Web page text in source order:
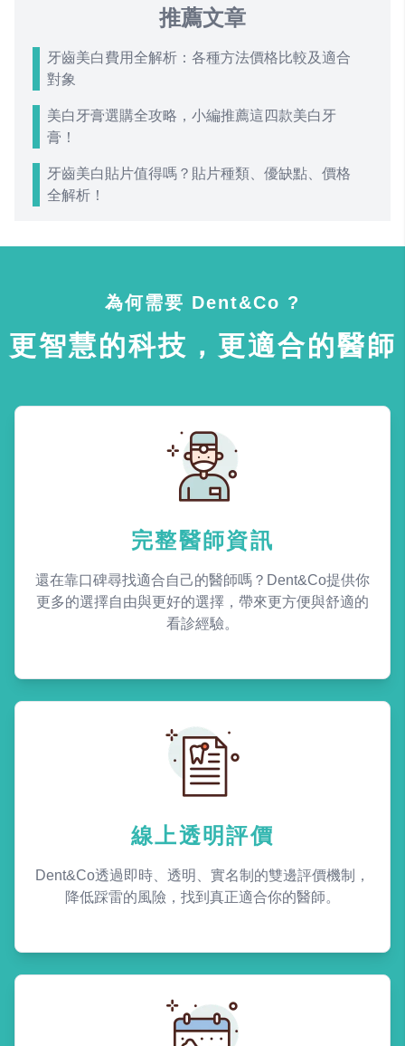
推薦文章
牙齒美白費用全解析：各種方法價格比較及適合
對象
美白牙膏選購全攻略，小編推薦這四款美白牙
膏！
牙齒美白貼片值得嗎？貼片種類、優缺點、價格
全解析！
為何需要 Dent&Co ?
更智慧的科技，更適合的醫師
完整醫師資訊
還在靠口碑尋找適合自己的醫師嗎？Dent&Co提供你
更多的選擇自由與更好的選擇，帶來更方便與舒適的
看診經驗。
線上透明評價
Dent&Co透過即時、透明、實名制的雙邊評價機制，
降低踩雷的風險，找到真正適合你的醫師。